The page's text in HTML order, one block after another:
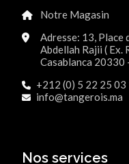
Notre Magasin
Adresse: 13, Place
Abdellah Rajii ( Ex.
Casablanca 20330
+212 (0) 5 22 25 03
info@tangerois.ma
Nos services